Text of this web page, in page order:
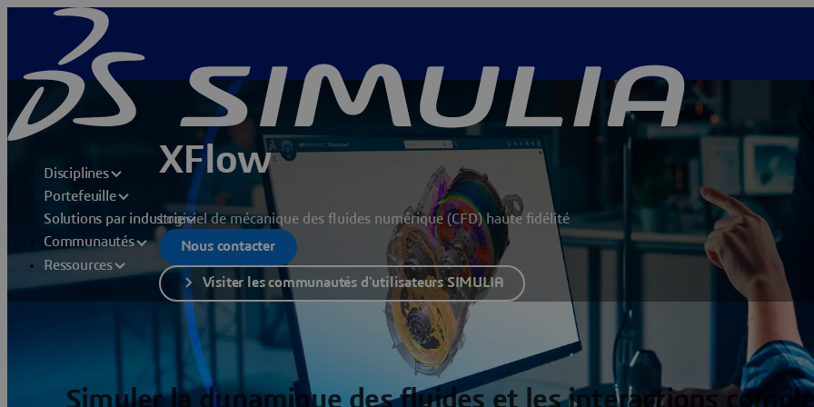
Disciplines
Portefeuille
Solutions par industrie
Communautés
Ressources
XFlow
Logiciel de mécanique des fluides numérique (CFD) haute fidélité
Nous contacter
Visiter les communautés d'utilisateurs SIMULIA
Simuler la dynamique des fluides et les interactions